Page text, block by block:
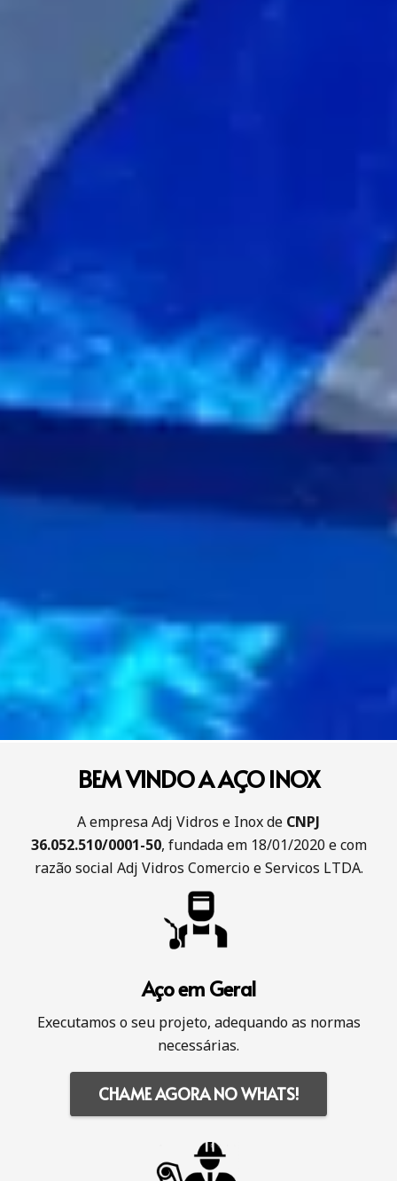
BEM VINDO A AÇO INOX
A empresa Adj Vidros e Inox de CNPJ
36.052.510/0001-50, fundada em 18/01/2020 e com
razão social Adj Vidros Comercio e Servicos LTDA.
Aço em Geral
Executamos o seu projeto, adequando as normas
necessárias.
CHAME AGORA NO WHATS!